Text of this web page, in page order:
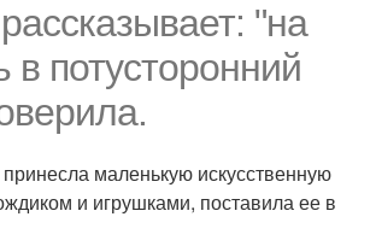
"на
в потусторонний
маленькую искусственную
и игрушками, поставила ее в